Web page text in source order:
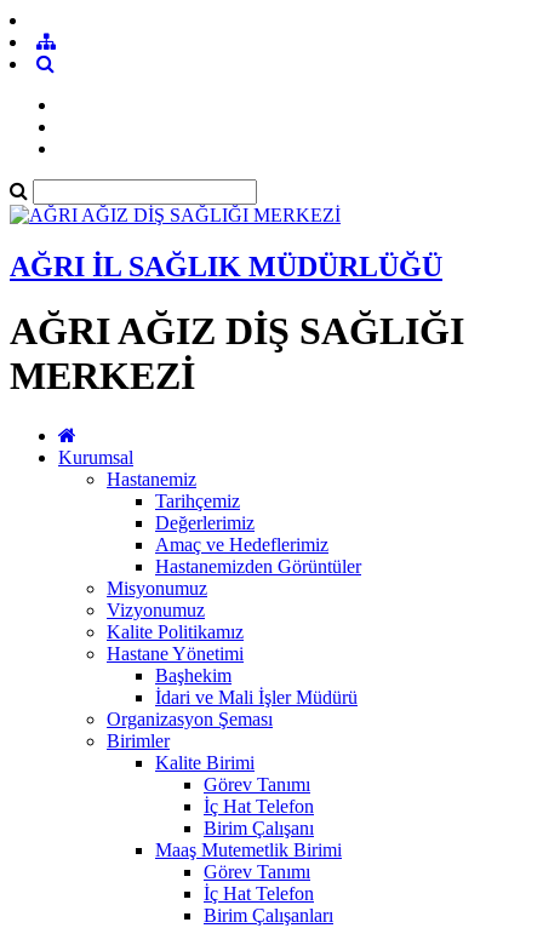
AĞRI İL SAĞLIK MÜDÜRLÜĞÜ
AĞRI AĞIZ DİŞ SAĞLIĞI
MERKEZİ
Kurumsal
Hastanemiz
Tarihçemiz
Değerlerimiz
Amaç ve Hedeflerimiz
Hastanemizden Görüntüler
Misyonumuz
Vizyonumuz
Kalite Politikamız
Hastane Yönetimi
Başhekim
İdari ve Mali İşler Müdürü
Organizasyon Şeması
Birimler
Kalite Birimi
Görev Tanımı
İç Hat Telefon
Birim Çalışanı
Maaş Mutemetlik Birimi
Görev Tanımı
İç Hat Telefon
Birim Çalışanları